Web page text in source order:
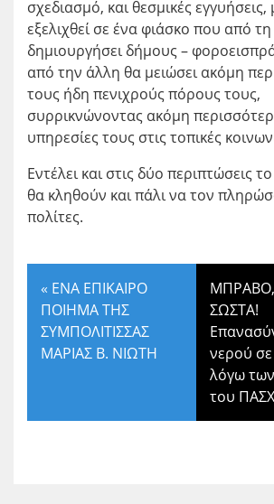
σχεδιασμό, και θεσμικές
εξελιχθεί σε ένα φιάσκο που από
δημιουργήσει δήμους –
από την άλλη θα μειώσει ακόμη
τους ήδη πενιχρούς πόρους τους,
συρρικνώνοντας ακόμη
υπηρεσίες τους στις τοπικές
Εντέλει και στις δύο περιπτώσεις
θα κληθούν και πάλι να τον
πολίτες.
« ΕΝΑ ΕΠΙΚΑΙΡΟ
ΠΟΙΗΜΑ ΤΗΣ
ΣΥΜΠΟΛΙΤΙΣΣΑΣ
ΜΑΡΙΑΣ Β. ΝΙΩΤΗ
ΣΩΣΤΑ!
νερού
λόγω
του